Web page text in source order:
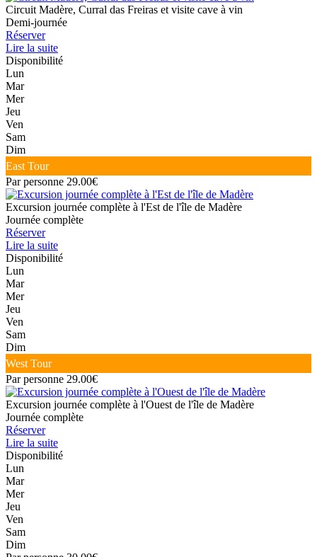
Circuit Madère, Curral das Freiras et visite cave à vin
Demi-journée
Réserver
Lire la suite
Disponibilité
Lun
Mar
Mer
Jeu
Ven
Sam
Dim
East Tour
Par personne 29.00€
Excursion journée complète à l'Est de l'île de Madère
Journée complète
Réserver
Lire la suite
Disponibilité
Lun
Mar
Mer
Jeu
Ven
Sam
Dim
West Tour
Par personne 29.00€
Excursion journée complète à l'Ouest de l'île de Madère
Journée complète
Réserver
Lire la suite
Disponibilité
Lun
Mar
Mer
Jeu
Ven
Sam
Dim